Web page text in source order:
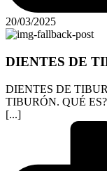
20/03/2025
DIENTES DE
DIENTES DE
TIBURÓN. QUÉ ES?
[...]